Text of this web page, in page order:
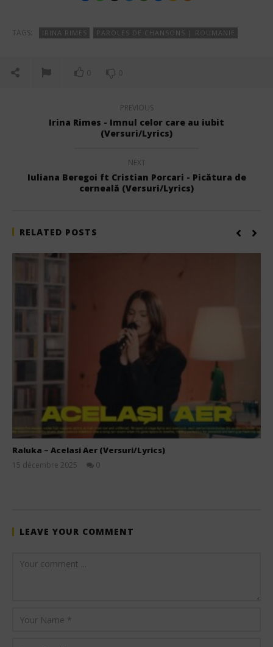
TAGS: IRINA RIMES PAROLES DE CHANSONS | ROUMANIE
0 0
PREVIOUS
Irina Rimes - Imnul celor care au iubit
(Versuri/Lyrics)
NEXT
Iuliana Beregoi ft Cristian Porcari - Picătura de
cerneală (Versuri/Lyrics)
RELATED POSTS
Raluka – Acelasi Aer (Versuri/Lyrics)
15 décembre 2025
0
LEAVE YOUR COMMENT